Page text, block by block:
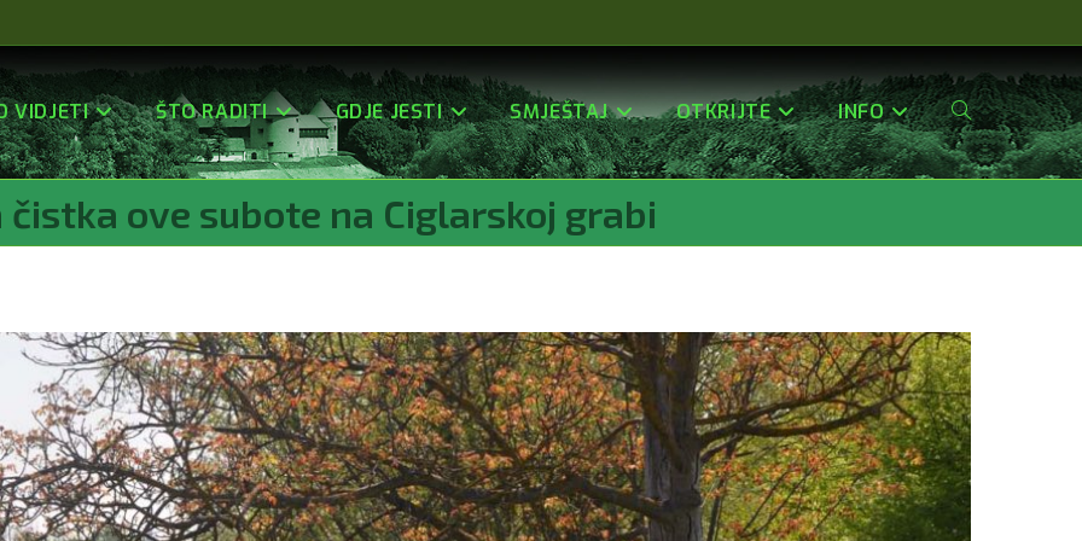
VIDJETI ŠTO RADITI GDJE JESTI SMJEŠTAJ OTKRIJTE INFO Uključi/isključi
Web-
Stranice
čistka ove subote na Ciglarskoj grabi